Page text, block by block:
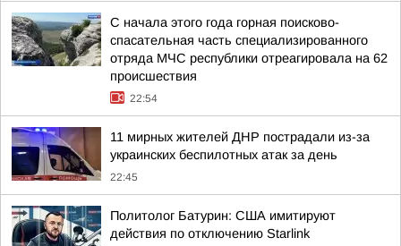
С начала этого года горная поисково-
спасательная часть специализированного
отряда МЧС республики отреагировала на 62
происшествия
22:54
11 мирных жителей ДНР пострадали из-за
украинских беспилотных атак за день
22:45
Политолог Батурин: США имитируют
действия по отключению Starlink